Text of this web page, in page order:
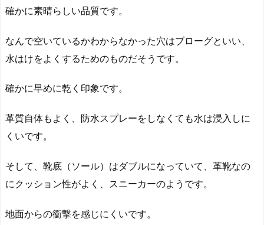
確かに素晴らしい品質です。
なんで空いているかわからなかった穴はブローグといい、
水はけをよくするためのものだそうです。
確かに早めに乾く印象です。
革質自体もよく、防水スプレーをしなくても水は浸入しに
くいです。
そして、靴底（ソール）はダブルになっていて、革靴なの
にクッション性がよく、スニーカーのようです。
地面からの衝撃を感じにくいです。